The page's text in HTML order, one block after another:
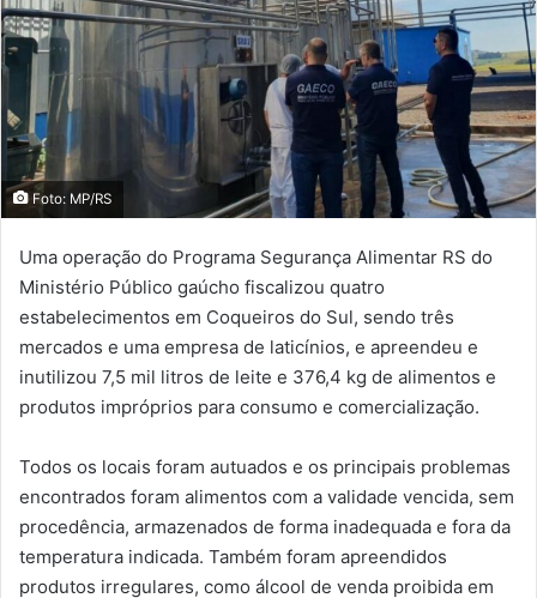
Foto: MP/RS
Uma operação do Programa Segurança Alimentar RS do
Ministério Público gaúcho fiscalizou quatro
estabelecimentos em Coqueiros do Sul, sendo três
mercados e uma empresa de laticínios, e apreendeu e
inutilizou 7,5 mil litros de leite e 376,4 kg de alimentos e
produtos impróprios para consumo e comercialização.
Todos os locais foram autuados e os principais problemas
encontrados foram alimentos com a validade vencida, sem
procedência, armazenados de forma inadequada e fora da
temperatura indicada. Também foram apreendidos
produtos irregulares, como álcool de venda proibida em